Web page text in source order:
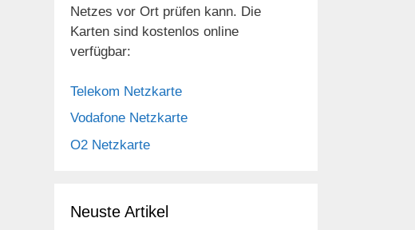
Netzes vor Ort prüfen kann. Die
Karten sind kostenlos online
verfügbar:
Telekom Netzkarte
Vodafone Netzkarte
O2 Netzkarte
Neuste Artikel